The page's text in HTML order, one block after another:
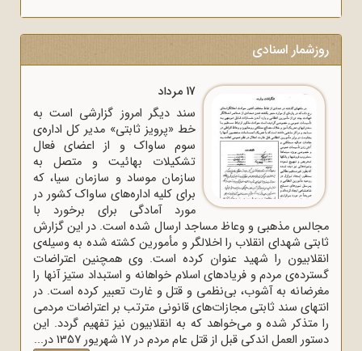
روزشمار اسنادی
17 مرداد
سند دیگر امروز گزارشی است به
خط «پرویز ثابتی» مدیر کل اداره‌ی
سوم ساواک و از اعضای فعال
تشکیلات بهائیت و متصل به
سازمان موساد و سازمان سیا، که
برای کلیه اداره‌های ساواک‌ کشور در
مورد آمادگی برای برخورد با
مجالس مذهبی و وعاظ مساجد ارسال شده است. در این گزارش
ثابتی شهدای انقلاب را اخلالگر و مأمورین کشته شده به وسیله‌ی
انقلابیون را شهید عنوان کرده است. وی همچنین اعتراضات
گسترده‌ی مردم و فریادهای اسلام خواهانه و استبداد ستیز آنها را
مغرضانه به آشوب، بی‌نظمی و قتل و غارت تعبیر کرده است. در
انتهای سند ثابتی مجازات‌های قانونی مترتب بر اعتراضات مردمی
را متذکر شده و می‌خواهد که به انقلابیون نیز تفهیم گردد. این
دستور العمل اندکی قبل از قتل عام مردم در 17 شهریور 1357 در...